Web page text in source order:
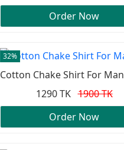
Order Now
32%
Cotton Chake Shirt For Man
1290 TK 1900 TK
Order Now